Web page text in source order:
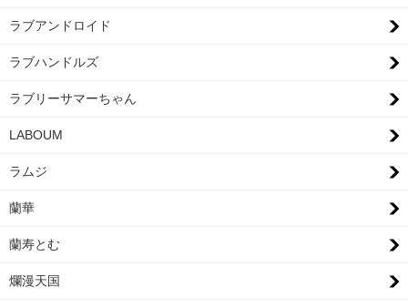
ラブアンドロイド
ラブハンドルズ
ラブリーサマーちゃん
LABOUM
ラムジ
蘭華
蘭寿とむ
爛漫天国